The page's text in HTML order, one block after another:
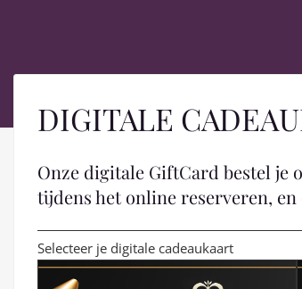
DIGITALE
Onze digitale GiftCard bestel je
tijdens het online reserveren,
Selecteer je digitale cadeaukaart